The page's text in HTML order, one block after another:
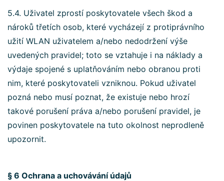
5.4. Uživatel zprostí poskytovatele všech škod a
nároků třetích osob, které vycházejí z protiprávního
užití WLAN uživatelem a/nebo nedodržení výše
uvedených pravidel; toto se vztahuje i na náklady a
výdaje spojené s uplatňováním nebo obranou proti
nim, které poskytovateli vzniknou. Pokud uživatel
pozná nebo musí poznat, že existuje nebo hrozí
takové porušení práva a/nebo porušení pravidel, je
povinen poskytovatele na tuto okolnost neprodleně
upozornit.
§ 6 Ochrana a uchovávání údajů